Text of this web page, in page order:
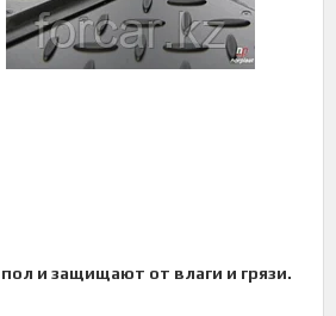
и защищают от влаги и грязи.